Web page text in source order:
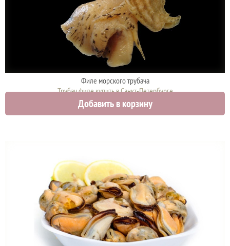
Филе морского трубача
Трубач филе купить в Санкт-Петербурге
1980 руб.
Добавить в корзину